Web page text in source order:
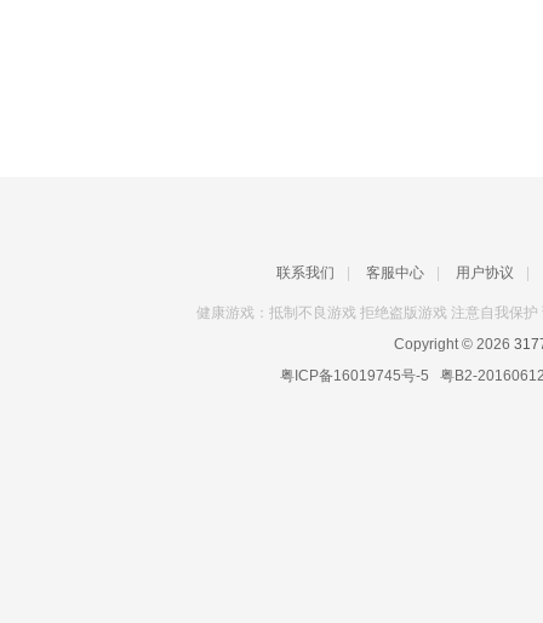
联系我们 客服中心 用户协议
健康游戏：抵制不良游戏 拒绝盗版游戏 注意自我保
Copyright © 2026
粤ICP备16019745号-5 粤B2-